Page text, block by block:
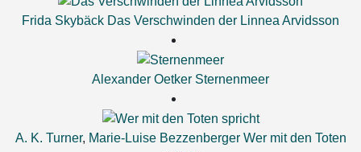
Frida Skybäck Das Verschwinden der Linnea Arvidsson
Alexander Oetker Sternenmeer
A. K. Turner, Marie-Luise Bezzenberger Wer mit den Toten